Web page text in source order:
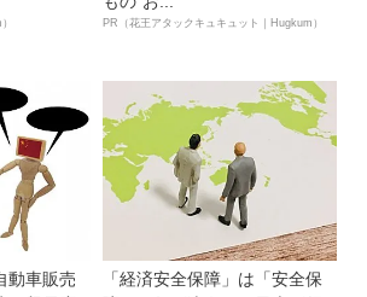
PR（花王アタックキュキュット｜Hugkum）
動車販売
「経済安全保障」は「安全保